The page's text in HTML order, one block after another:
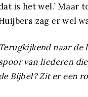
is het wel.’ Maar
zag er wel
Terugkijkend naar de
van liederen
Bijbel? Zit er een